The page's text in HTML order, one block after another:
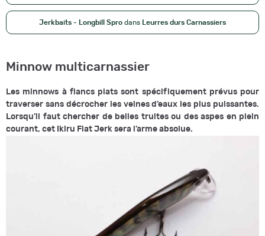
Jerkbaits - Longbill Spro dans Leurres durs Carnassiers
Minnow multicarnassier
Les minnows à flancs plats sont spécifiquement prévus pour
traverser sans décrocher les veines d’eaux les plus puissantes.
Lorsqu’il faut chercher de belles truites ou des aspes en plein
courant, cet Ikiru Flat Jerk sera l’arme absolue.